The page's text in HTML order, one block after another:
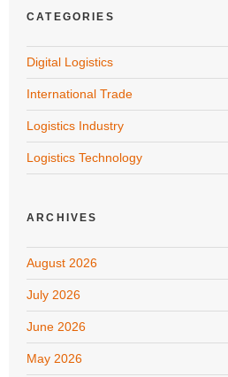
CATEGORIES
Digital Logistics
International Trade
Logistics Industry
Logistics Technology
ARCHIVES
August 2026
July 2026
June 2026
May 2026